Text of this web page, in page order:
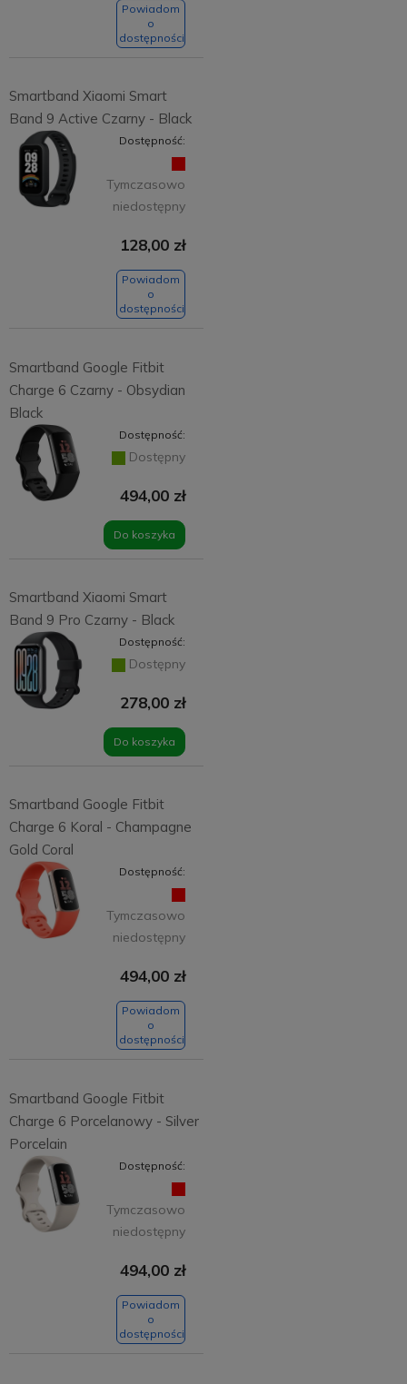
Powiadom
o
dostępności
Smartband Xiaomi Smart
Band 9 Active Czarny - Black
Dostępność:
Tymczasowo
niedostępny
128,00 zł
Powiadom
o
dostępności
Smartband Google Fitbit
Charge 6 Czarny - Obsydian
Black
Dostępność:
Dostępny
494,00 zł
Do koszyka
Smartband Xiaomi Smart
Band 9 Pro Czarny - Black
Dostępność:
Dostępny
278,00 zł
Do koszyka
Smartband Google Fitbit
Charge 6 Koral - Champagne
Gold Coral
Dostępność:
Tymczasowo
niedostępny
494,00 zł
Powiadom
o
dostępności
Smartband Google Fitbit
Charge 6 Porcelanowy - Silver
Porcelain
Dostępność:
Tymczasowo
niedostępny
494,00 zł
Powiadom
o
dostępności